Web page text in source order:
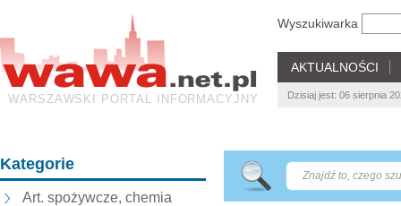
WARSZAWSKI PORTAL INFORMACYJNY
Wyszukiwarka
AKTUALNOŚCI
Dzisiaj jest: 06 sierpnia
Kategorie
Art. spożywcze, chemia